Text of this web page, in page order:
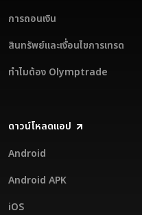
การถอนเงิน
สินทรัพย์และเงื่อนไขการเทรด
ทำไมต้อง Olymptrade
ดาวน์โหลดแอป
Android
Android APK
iOS